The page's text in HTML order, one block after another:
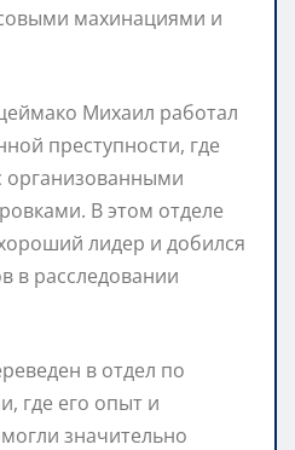
махинациями и
Михаил работал
преступности, где
организованными
В этом отделе
лидер и добился
в расследовании
в отдел по
где его опыт и
значительно